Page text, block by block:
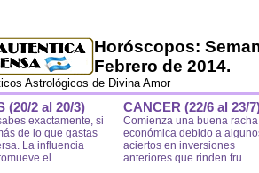
Horóscopos:
Febrero de 2014.
Astrológicos de Divina Amor
(20/2 al 20/3)
exactamente, si
de lo que gastas
La influencia
el
CANCER (22/6 al 23/
Comienza una buena racha
económica debido a
aciertos en inversiones
anteriores que rinden fru